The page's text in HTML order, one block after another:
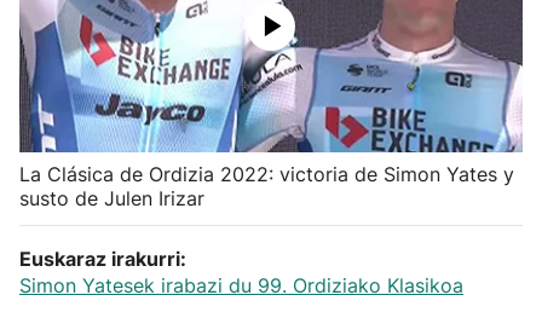
Herri-kirolak
Balonmano
Kirolak 360
La Clásica de Ordizia 2022: victoria de Simon Yates y
susto de Julen Irizar
Euskaraz irakurri:
Simon Yatesek irabazi du 99. Ordiziako Klasikoa